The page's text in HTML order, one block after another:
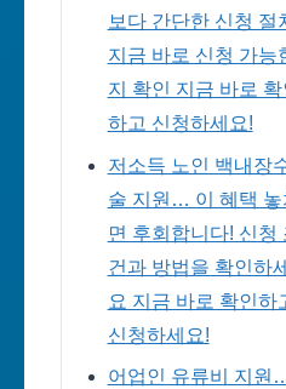
보다 간단한 신청 절
지금 바로 신청 가능
지 확인 지금 바로 확
하고 신청하세요!
저소득 노인 백내장
술 지원… 이 혜택 놓
면 후회합니다! 신청
건과 방법을 확인하세
요 지금 바로 확인하
신청하세요!
어업인 유류비 지원